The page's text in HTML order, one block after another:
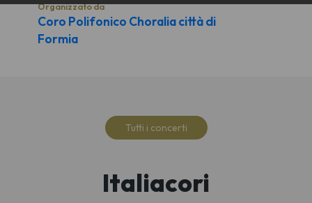
Organizzato da
Coro Polifonico Choralia città di
Formia
Tutti i concerti
Italiacori